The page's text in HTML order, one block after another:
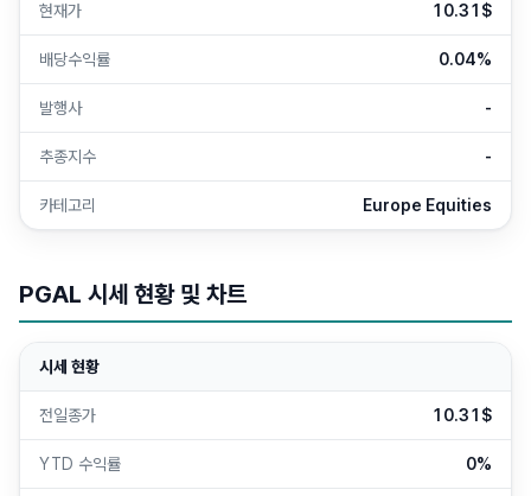
현재가 10.31$
배당수익률 0.04%
발행사 -
추종지수 -
카테고리 Europe Equities
PGAL 시세 현황 및 차트
시세 현황
전일종가 10.31$
YTD 수익률 0%